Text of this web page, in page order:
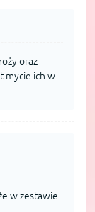
oraz
mycie ich w
w zestawie